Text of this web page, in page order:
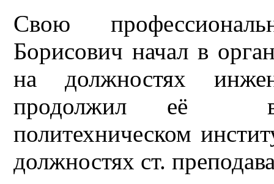
Свою
Борисович начал в
на должностях
продолжил её в
политехническом
должностях ст.